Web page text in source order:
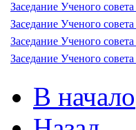
Заседание Ученого
Заседание Ученого
Заседание Ученого
Заседание Ученого
В начало